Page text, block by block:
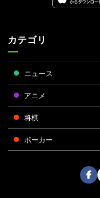
カテゴリ
ニュース
アニメ
将棋
ポーカー